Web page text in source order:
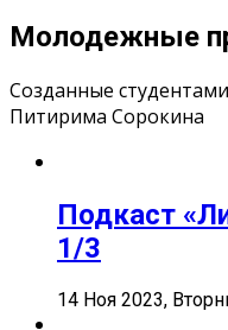
Молодежные
Созданные
Питирима Сорокина
Подкаст
1/3
14 Ноя 2023,